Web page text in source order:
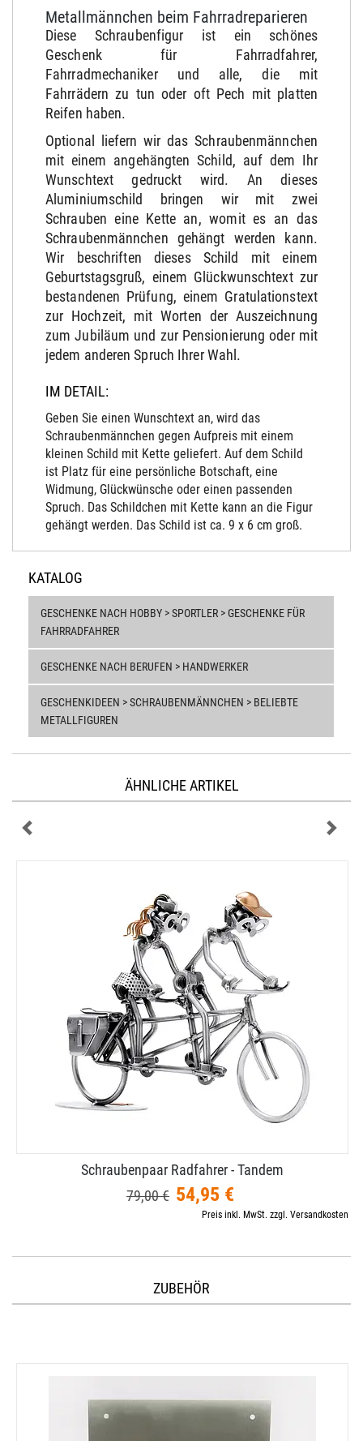
Metallmännchen beim Fahrradreparieren
Diese Schraubenfigur ist ein schönes
Geschenk für Fahrradfahrer,
Fahrradmechaniker und alle, die mit
Fahrrädern zu tun oder oft Pech mit platten
Reifen haben.
Optional liefern wir das Schraubenmännchen
mit einem angehängten Schild, auf dem Ihr
Wunschtext gedruckt wird. An dieses
Aluminiumschild bringen wir mit zwei
Schrauben eine Kette an, womit es an das
Schraubenmännchen gehängt werden kann.
Wir beschriften dieses Schild mit einem
Geburtstagsgruß, einem Glückwunschtext zur
bestandenen Prüfung, einem Gratulationstext
zur Hochzeit, mit Worten der Auszeichnung
zum Jubiläum und zur Pensionierung oder mit
jedem anderen Spruch Ihrer Wahl.
IM DETAIL:
Geben Sie einen Wunschtext an, wird das
Schraubenmännchen gegen Aufpreis mit einem
kleinen Schild mit Kette geliefert. Auf dem Schild
ist Platz für eine persönliche Botschaft, eine
Widmung, Glückwünsche oder einen passenden
Spruch. Das Schildchen mit Kette kann an die Figur
gehängt werden. Das Schild ist ca. 9 x 6 cm groß.
KATALOG
GESCHENKE NACH HOBBY > SPORTLER > GESCHENKE FÜR
FAHRRADFAHRER
GESCHENKE NACH BERUFEN > HANDWERKER
GESCHENKIDEEN > SCHRAUBENMÄNNCHEN > BELIEBTE
METALLFIGUREN
ÄHNLICHE ARTIKEL
Schraubenpaar Radfahrer - Tandem
79,00 € 54,95 €
Preis inkl. MwSt. zzgl. Versandkosten
ZUBEHÖR